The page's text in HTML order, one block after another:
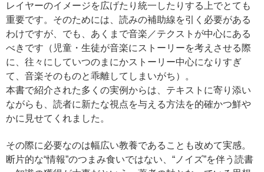
レイヤーのイメージを広げたり統一したりする上でとても
重要です。そのためには、読みの補助線を引く必要がある
わけですが、でも、あくまで音楽／テクストが中心にある
べきです（児童・生徒が音楽にストーリーを考えさせる際
に、往々にしていつのまにかストーリー中心になりすぎ
て、音楽そのものと乖離してしまいがち）。
本書で紹介された多くの実例からは、テキストに寄り添い
ながらも、読者に新たな視点を与える方法を的確かつ鮮や
かに見せてくれました。
その際に必要なのは幅広い教養であることも改めて実感。
断片的な“情報”のつまみ食いではない、“ノイズ”を伴う読書